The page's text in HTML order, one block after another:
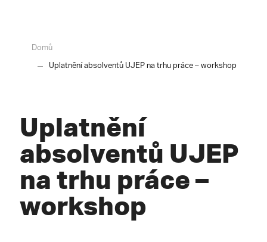
Domů
Uplatnění absolventů UJEP na trhu práce – workshop
Uplatnění
absolventů UJEP
na trhu práce –
workshop